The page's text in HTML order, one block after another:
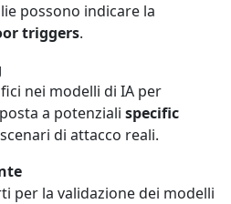
possono indicare la
triggers.
nei modelli di IA per
a potenziali specific
di attacco reali.
per la validazione dei modelli